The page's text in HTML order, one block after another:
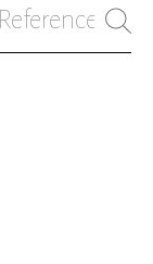
References